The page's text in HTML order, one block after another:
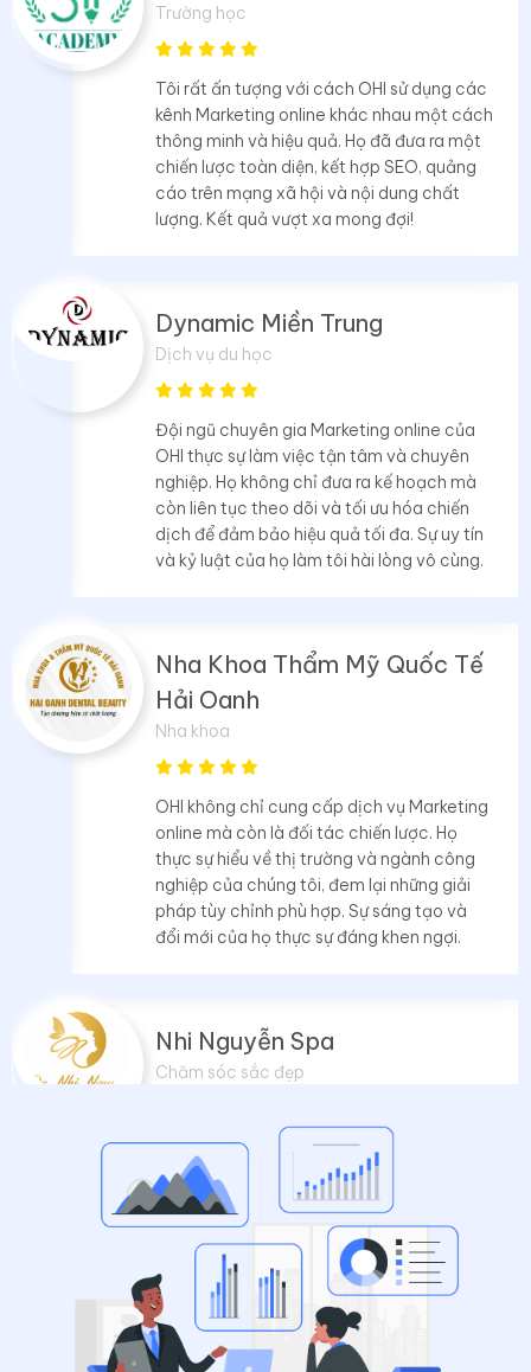
Trường học
Tôi rất ấn tượng với cách OHI sử dụng các
kênh Marketing online khác nhau một cách
thông minh và hiệu quả. Họ đã đưa ra một
chiến lược toàn diện, kết hợp SEO, quảng
cáo trên mạng xã hội và nội dung chất
lượng. Kết quả vượt xa mong đợi!
Dynamic Miền Trung
Dịch vụ du học
Đội ngũ chuyên gia Marketing online của
OHI thực sự làm việc tận tâm và chuyên
nghiệp. Họ không chỉ đưa ra kế hoạch mà
còn liên tục theo dõi và tối ưu hóa chiến
dịch để đảm bảo hiệu quả tối đa. Sự uy tín
và kỷ luật của họ làm tôi hài lòng vô cùng.
Nha Khoa Thẩm Mỹ Quốc Tế
Hải Oanh
Nha khoa
OHI không chỉ cung cấp dịch vụ Marketing
online mà còn là đối tác chiến lược. Họ
thực sự hiểu về thị trường và ngành công
nghiệp của chúng tôi, đem lại những giải
pháp tùy chỉnh phù hợp. Sự sáng tạo và
đổi mới của họ thực sự đáng khen ngợi.
Nhi Nguyễn Spa
Chăm sóc sắc đẹp
Chúng tôi đánh giá cao sự lắng nghe và hỗ
trợ khách hàng hết sức nhiệt tình của OHI,
đồng thời phía OHI đã luôn xây dựng và gợi
ý cho chúng tôi những giải pháp hết sức
thiết thực cho hoạt động kinh doanh.
Đất Xanh Bắc Miền Trung